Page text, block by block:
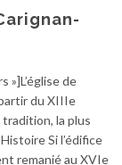
de
du XIIIe
tradition, la plus
Si l’édifice
remanié au XVIe